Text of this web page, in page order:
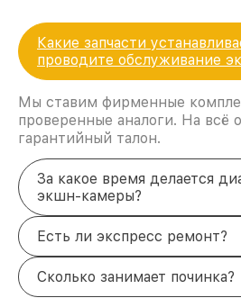
Какие запчасти
проводите обслуживание
Мы ставим фирменные
проверенные аналоги. На всё
гарантийный талон.
За какое время делается
экшн-камеры?
Есть ли экспресс ремонт?
Сколько занимает починка?